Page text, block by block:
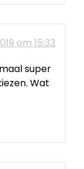
om 15:33
super
Wat